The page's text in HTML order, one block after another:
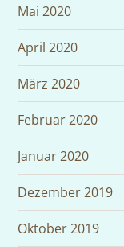
Mai 2020
April 2020
März 2020
Februar 2020
Januar 2020
Dezember 2019
Oktober 2019